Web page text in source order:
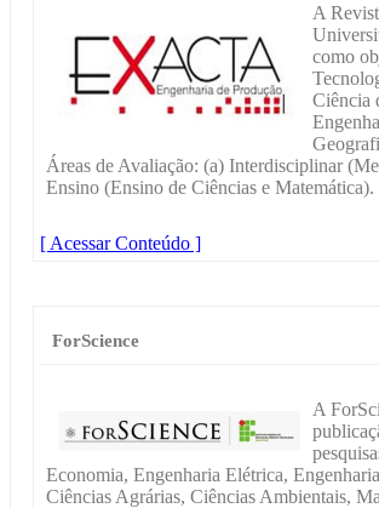
A
como
Ciência
Áreas de Avaliação: (a) Interdisciplinar
Ensino (Ensino de Ciências e Matemática).
[ Acessar Conteúdo ]
ForScience
A
Economia, Engenharia Elétrica,
Ciências Agrárias, Ciências Ambientais,